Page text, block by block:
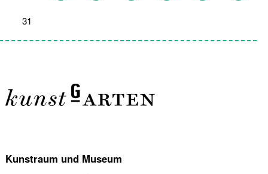
31
Kunstraum und Museum